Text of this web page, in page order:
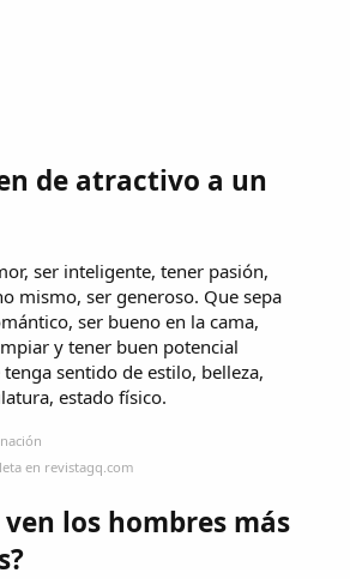
de atractivo a un
ser inteligente, tener pasión,
mismo, ser generoso. Que sepa
ser bueno en la cama,
y tener buen potencial
sentido de estilo, belleza,
estado físico.
en revistagq.com
ven los hombres más